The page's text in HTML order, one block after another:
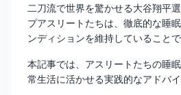
二刀流で世界を驚かせる大谷翔平
プアスリートたちは、徹底的な睡
ンディションを維持していること
本記事では、アスリートたちの睡
常生活に活かせる実践的なアドバ